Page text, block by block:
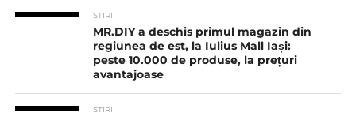
STIRI
MR.DIY a deschis primul magazin din
regiunea de est, la Iulius Mall Iași:
peste 10.000 de produse, la prețuri
avantajoase
STIRI